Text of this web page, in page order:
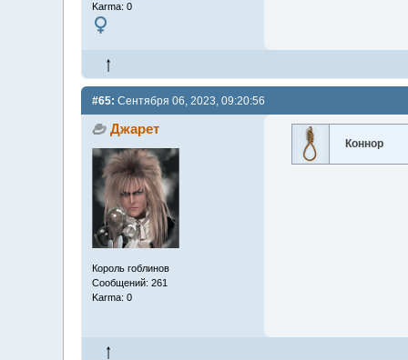
Karma: 0
#65: Сентября 06, 2023, 09:20:56
Джарет
Король гоблинов
Сообщений: 261
Karma: 0
Коннор